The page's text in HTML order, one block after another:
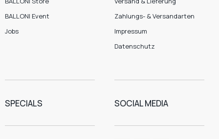
BALLONI Event
Jobs
Zahlungs- & Versandarten
Impressum
Datenschutz
SPECIALS SOCIAL MEDIA